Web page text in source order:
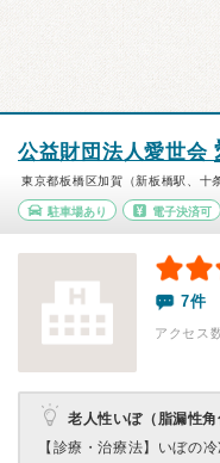
公益財団法人愛世会
東京都板橋区加賀（新板橋駅、十
駐車場あり 電子決済可
7件
アクセス
老人性いぼ（脂漏性
【診療・治療法】 いぼの